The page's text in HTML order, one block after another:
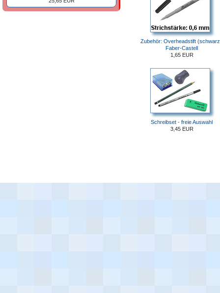
Zubehör: Overheadstift
Faber-Castell
1,65 EUR
Schreibset - freie Auswahl
3,45 EUR